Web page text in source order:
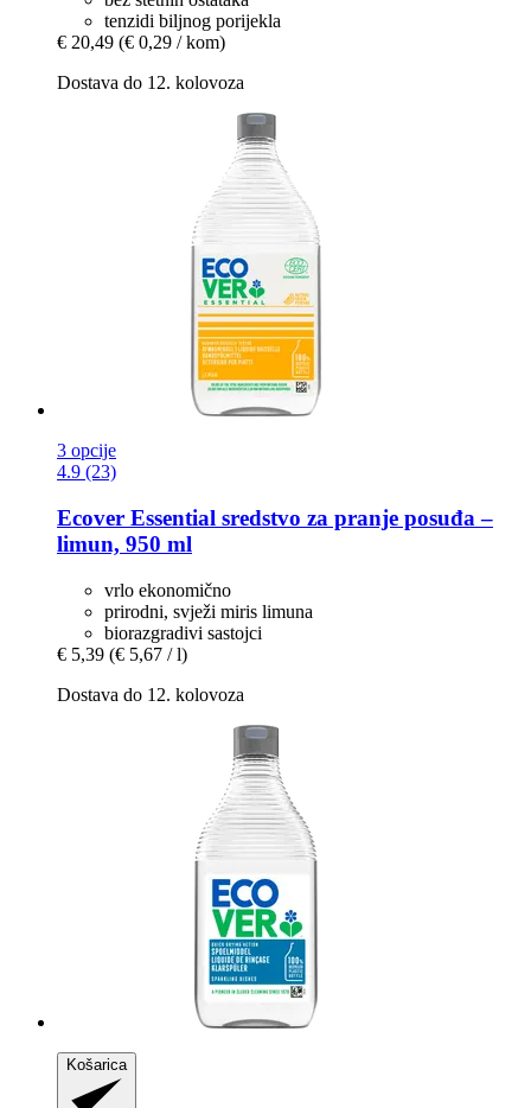
tenzidi biljnog porijekla
€ 20,49 (€ 0,29 / kom)
Dostava do 12. kolovoza
3 opcije
4.9 (23)
Ecover Essential sredstvo za pranje posuđa –
limun, 950 ml
vrlo ekonomično
prirodni, svježi miris limuna
biorazgradivi sastojci
€ 5,39 (€ 5,67 / l)
Dostava do 12. kolovoza
Košarica